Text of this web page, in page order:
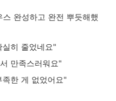
완성하고 완전 뿌듯해했
히 줄었네요"
만족스러워요"
한 게 없었어요"